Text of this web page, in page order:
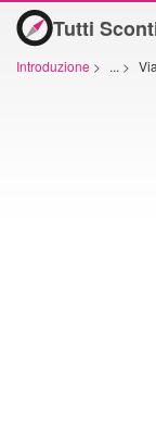
Tutti
Introduzione > ... >